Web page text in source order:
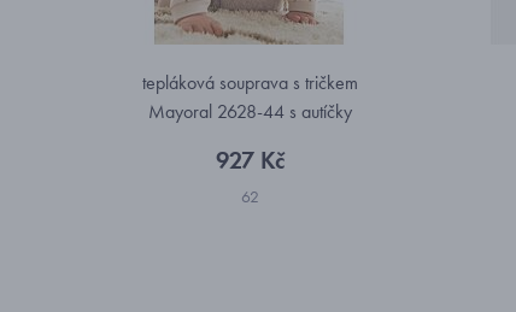
tepláková souprava s tričkem
Mayoral 2628-44 s autíčky
927 Kč
62